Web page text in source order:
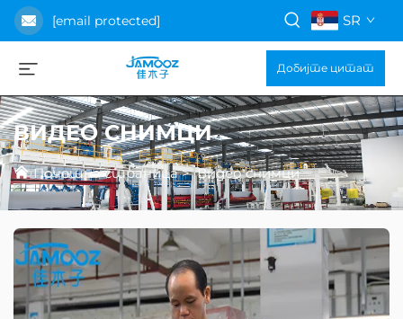
[email protected] SR
Добијте цитат
ВИДЕО СНИМЦИ
Почетна страница>Видео снимци